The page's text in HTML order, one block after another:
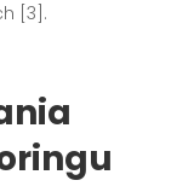
[3].